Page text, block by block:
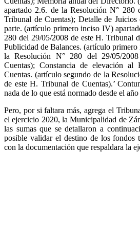
apartado 2.6. de la Resolución N° 280
Tribunal de Cuentas); Detalle de
parte. (artículo primero inciso IV)
280 del 29/05/2008 de este H. Tribunal
Publicidad de Balances. (artículo
la Resolución N° 280 del 29/05/
Cuentas); Constancia de elevación
Cuentas. (artículo segundo de la
de este H. Tribunal de Cuentas).’
nada de lo que está normado desde el
Pero, por si faltara más, agrega el
el ejercicio 2020, la Municipalidad de
las sumas que se detallaron a
posible validar el destino de los fondos
con la documentación que respaldara la